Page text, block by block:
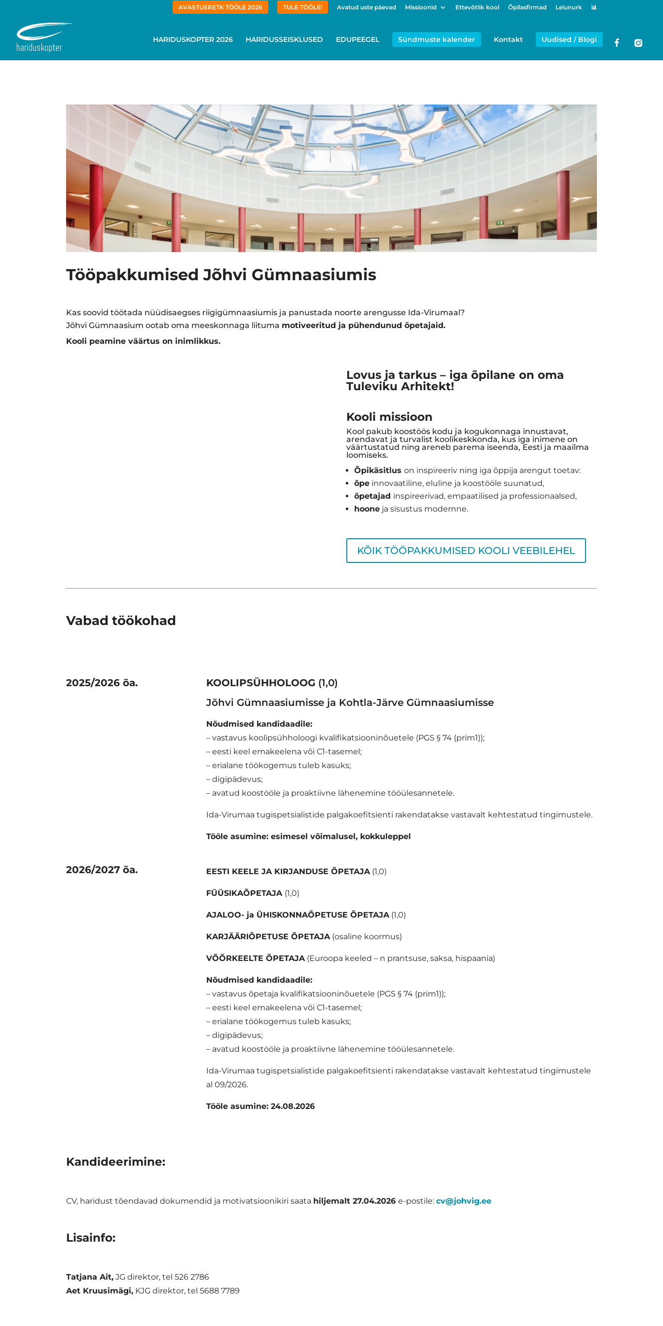
AVASTUSRETK TÖÖLE 2026 TULE TÖÖLE! Avatud uste päevad Missioonid Ettevõtlik kool Õpilasfirmad Leiunurk 📊
HARIDUSKOPTER 2026 HARIDUSSEISKLUSED EDUPEEGEL Sündmuste kalender Kontakt Uudised / Blogi
Tööpakkumised Jõhvi Gümnaasiumis
Kas soovid töötada nüüdisaegses riigigümnaasiumis ja panustada noorte arengusse Ida-Virumaal?
Jõhvi Gümnaasium ootab oma meeskonnaga liituma motiveeritud ja pühendunud õpetajaid.
Kooli peamine väärtus on inimlikkus.
Lovus ja tarkus – iga õpilane on oma
Tuleviku Arhitekt!
Kooli missioon
Kool pakub koostöös kodu ja kogukonnaga innustavat,
arendavat ja turvalist koolikeskkonda, kus iga inimene on
väärtustatud ning areneb parema iseenda, Eesti ja maailma
loomiseks.
Õpikäsitlus on inspireeriv ning iga õppija arengut toetav:
õpeinnovaatiline, eluline ja koostööle suunatud,
õpetajad inspireerivad, empaatilised ja professionaalsed,
hooneja sisustus modernne.
KÕIK TÖÖPAKKUMISED KOOLI VEEBILEHEL
Vabad töökohad
2025/2026 õa. KOOLIPSÜHHOLOOG (1,0)
Jõhvi Gümnaasiumisse ja Kohtla-Järve Gümnaasiumisse
Nõudmised kandidaadile:
– vastavus koolipsühholoogi kvalifikatsiooninõuetele (PGS § 74 (prim1));
– eesti keel emakeelena või C1-tasemel;
– erialane töökogemus tuleb kasuks;
– digipädevus;
– avatud koostööle ja proaktiivne lähenemine tööülesannetele.
Ida-Virumaa tugispetsialistide palgakoefitsienti rakendatakse vastavalt kehtestatud tingimustele.
Tööle asumine: esimesel võimalusel, kokkuleppel
2026/2027 õa. EESTI KEELE JA KIRJANDUSE ÕPETAJA(1,0)
FÜÜSIKAÕPETAJA (1,0)
AJALOO- ja ÜHISKONNAÕPETUSE ÕPETAJA(1,0)
KARJÄÄRIÕPETUSE ÕPETAJA(osaline koormus)
VÕÕRKEELTE ÕPETAJA(Euroopa keeled – n prantsuse, saksa, hispaania)
Nõudmised kandidaadile:
– vastavus õpetaja kvalifikatsiooninõuetele (PGS § 74 (prim1));
– eesti keel emakeelena või C1-tasemel;
– erialane töökogemus tuleb kasuks;
– digipädevus;
– avatud koostööle ja proaktiivne lähenemine tööülesannetele.
Ida-Virumaa tugispetsialistide palgakoefitsienti rakendatakse vastavalt kehtestatud tingimustele
al 09/2026.
Tööle asumine: 24.08.2026
Kandideerimine:
CV, haridust tõendavad dokumendid ja motivatsioonikiri saata hiljemalt 27.04.2026e-postile:cv@johvig.ee
Lisainfo:
Tatjana Ait, JG direktor, tel 526 2786
Aet Kruusimägi, KJG direktor, tel 5688 7789